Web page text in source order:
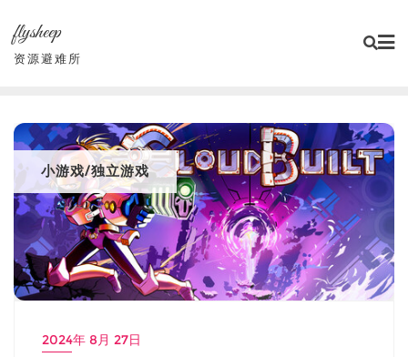
content
flysheep
资源避难所
小游戏/独立游戏
2024年 8月 27日